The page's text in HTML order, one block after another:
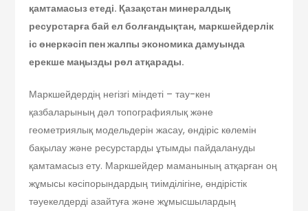
қамтамасыз етеді. Қазақстан минералдық
ресурстарға бай ел болғандықтан, маркшейдерлік
іс өнеркәсіп пен жалпы экономика дамуында
ерекше маңызды рөл атқарады.
Маркшейдердің негізгі міндеті – тау-кен
қазбаларының дәл топографиялық және
геометриялық модельдерін жасау, өндіріс көлемін
бақылау және ресурстарды ұтымды пайдалануды
қамтамасыз ету. Маркшейдер маманының атқарған оң
жұмысы кәсіпорындардың тиімділігіне, өндірістік
тәуекелдерді азайтуға және жұмысшылардың